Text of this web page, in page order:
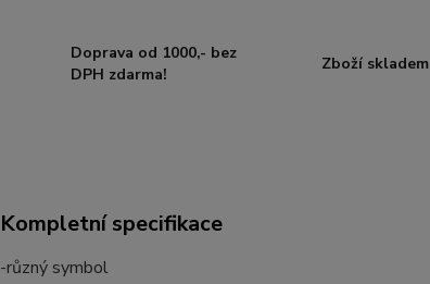
Doprava od 1000,- bez
DPH zdarma!
Zboží skladem
Kompletní specifikace
-různý symbol